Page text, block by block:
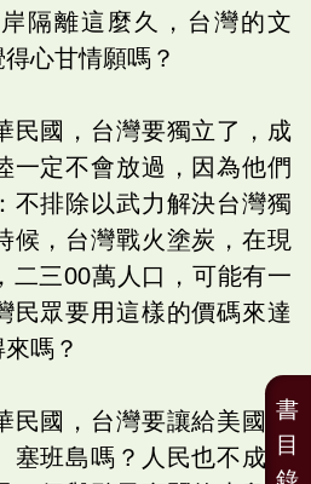
隔離這麼久，台灣的文
心甘情願嗎？
民國，台灣要獨立了，成
一定不會放過，因為他們
不排除以武力解決台灣獨
候，台灣戰火塗炭，在現
二三00萬人口，可能有一
民眾要用這樣的價碼來達
嗎？
民國，台灣要讓給美國託
塞班島嗎？人民也不成為
書
目